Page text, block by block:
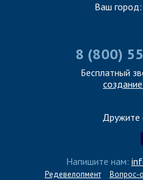
Ваш город:
8 (800)
Бесплатный
Дружите
Напишите нам:
Редевелопмент Вопрос-